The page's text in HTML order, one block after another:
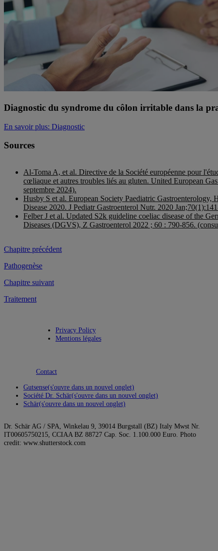
Diagnostic du syndrome du côlon irritable dans la
En savoir plus: Diagnostic
Sources
Al-Toma A, et al. Directive de la Société européenne pour
cœliaque et autres troubles liés au gluten. United European
septembre 2024).
Husby S et al. European Society Paediatric
Disease 2020. J Pediatr Gastroenterol Nutr. 2020
Felber J et al. Updated S2k guideline coeliac disease of the
Diseases (DGVS), Z Gastroenterol 2022 ; 60 : 790-856.
Chapitre précédent
Pathogenèse
Chapitre suivant
Traitement
Privacy Policy
Mentions légales
Contact
Gutsense(s'ouvre dans un nouvel onglet)
Société Dr. Schär(s'ouvre dans un nouvel onglet)
Schär(s'ouvre dans un nouvel onglet)
Dr. Schär AG / SPA, Winkelau 9, 39014 Burgstall (BZ) Italy Mwst Nr.
IT00605750215, CCIAA BZ 88727 Cap. Soc. 1.100.000 Euro. Photo
credit: www.shutterstock.com